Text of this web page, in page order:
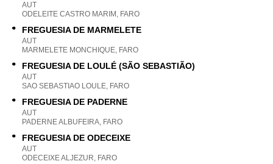
AUT
ODELEITE CASTRO MARIM, FARO
FREGUESIA DE MARMELETE
AUT
MARMELETE MONCHIQUE, FARO
FREGUESIA DE LOULÉ (SÃO SEBASTIÃO)
AUT
SAO SEBASTIAO LOULE, FARO
FREGUESIA DE PADERNE
AUT
PADERNE ALBUFEIRA, FARO
FREGUESIA DE ODECEIXE
AUT
ODECEIXE ALJEZUR, FARO